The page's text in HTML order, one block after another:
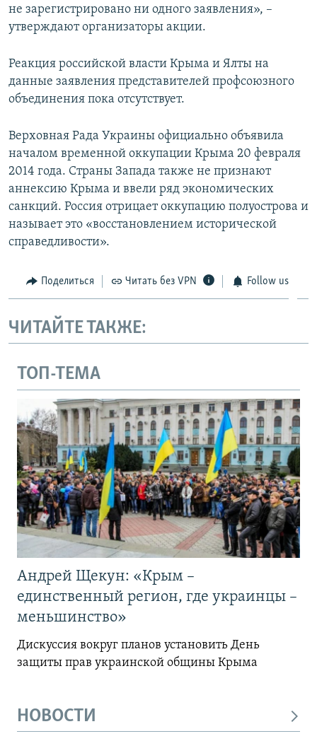
не зарегистрировано ни одного заявления», –
утверждают организаторы акции.
Реакция российской власти Крыма и Ялты на
данные заявления представителей профсоюзного
объединения пока отсутствует.
Верховная Рада Украины официально объявила
началом временной оккупации Крыма 20 февраля
2014 года. Страны Запада также не признают
аннексию Крыма и ввели ряд экономических
санкций. Россия отрицает оккупацию полуострова и
называет это «восстановлением исторической
справедливости».
Поделиться Читать без VPN Follow us
ЧИТАЙТЕ ТАКЖЕ:
ТОП-ТЕМА
Андрей Щекун: «Крым –
единственный регион, где украинцы –
меньшинство»
Дискуссия вокруг планов установить День
защиты прав украинской общины Крыма
НОВОСТИ